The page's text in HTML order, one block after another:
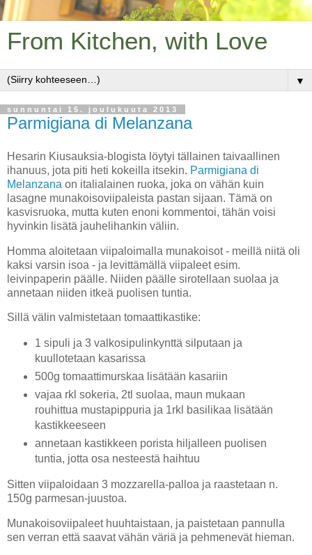
From Kitchen, with Love
▼
sunnuntai 15. joulukuuta 2013
Parmigiana di Melanzana
Hesarin Kiusauksia-blogista löytyi tällainen taivaallinen
ihanuus, jota piti heti kokeilla itsekin. Parmigiana di
Melanzana on italialainen ruoka, joka on vähän kuin
lasagne munakoisoviipaleista pastan sijaan. Tämä on
kasvisruoka, mutta kuten enoni kommentoi, tähän voisi
hyvinkin lisätä jauhelihankin väliin.
Homma aloitetaan viipaloimalla munakoisot - meillä niitä oli
kaksi varsin isoa - ja levittämällä viipaleet esim.
leivinpaperin päälle. Niiden päälle sirotellaan suolaa ja
annetaan niiden itkeä puolisen tuntia.
Sillä välin valmistetaan tomaattikastike:
1 sipuli ja 3 valkosipulinkynttä silputaan ja
kuullotetaan kasarissa
500g tomaattimurskaa lisätään kasariin
vajaa rkl sokeria, 2tl suolaa, maun mukaan
rouhittua mustapippuria ja 1rkl basilikaa lisätään
kastikkeeseen
annetaan kastikkeen porista hiljalleen puolisen
tuntia, jotta osa nesteestä haihtuu
Sitten viipaloidaan 3 mozzarella-palloa ja raastetaan n.
150g parmesan-juustoa.
Munakoisoviipaleet huuhtaistaan, ja paistetaan pannulla
sen verran että saavat vähän väriä ja pehmenevät hieman.